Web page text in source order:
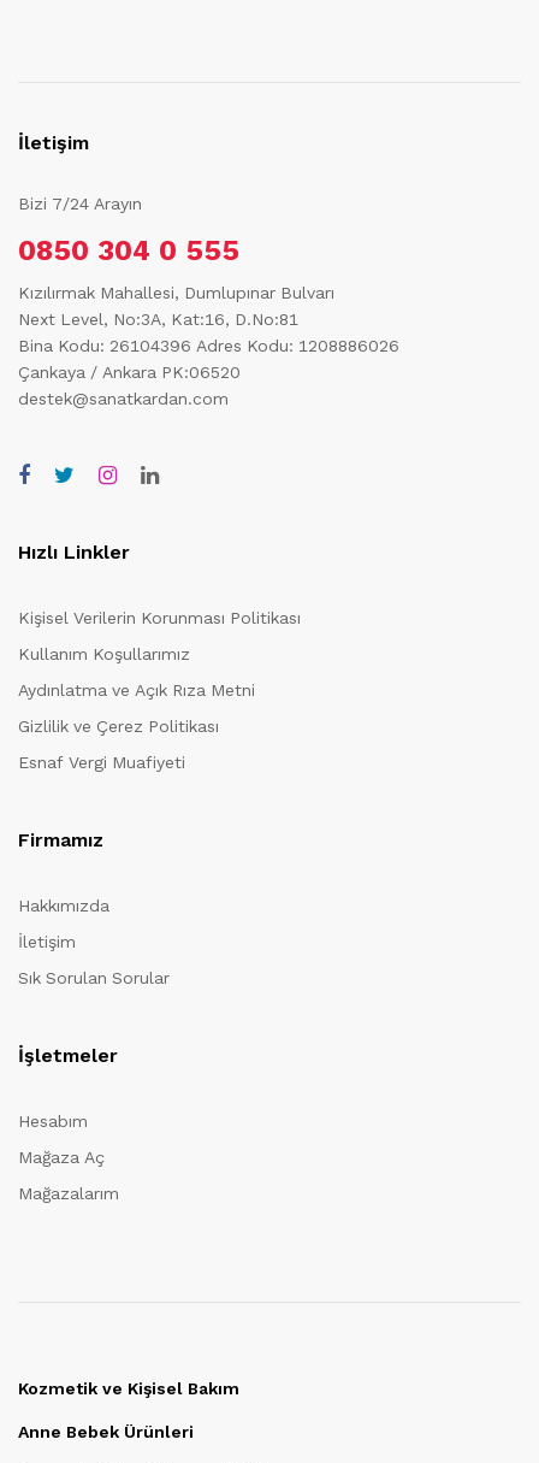
İletişim
Bizi 7/24 Arayın
0850 304 0 555
Kızılırmak Mahallesi, Dumlupınar Bulvarı
Next Level, No:3A, Kat:16, D.No:81
Bina Kodu: 26104396 Adres Kodu: 1208886026
Çankaya / Ankara PK:06520
destek@sanatkardan.com
Hızlı Linkler
Kişisel Verilerin Korunması Politikası
Kullanım Koşullarımız
Aydınlatma ve Açık Rıza Metni
Gizlilik ve Çerez Politikası
Esnaf Vergi Muafiyeti
Firmamız
Hakkımızda
İletişim
Sık Sorulan Sorular
İşletmeler
Hesabım
Mağaza Aç
Mağazalarım
Kozmetik ve Kişisel Bakım
Anne Bebek Ürünleri